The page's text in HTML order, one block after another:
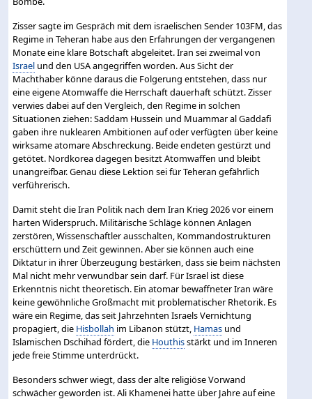
Zisser sagte im Gespräch mit dem israelischen Sender 103FM, das
Regime in Teheran habe aus den Erfahrungen der vergangenen
Monate eine klare Botschaft abgeleitet. Iran sei zweimal von
Israel und den USA angegriffen worden. Aus Sicht der
Machthaber könne daraus die Folgerung entstehen, dass nur
eine eigene Atomwaffe die Herrschaft dauerhaft schützt. Zisser
verwies dabei auf den Vergleich, den Regime in solchen
Situationen ziehen: Saddam Hussein und Muammar al Gaddafi
gaben ihre nuklearen Ambitionen auf oder verfügten über keine
wirksame atomare Abschreckung. Beide endeten gestürzt und
getötet. Nordkorea dagegen besitzt Atomwaffen und bleibt
unangreifbar. Genau diese Lektion sei für Teheran gefährlich
verführerisch.
Damit steht die Iran Politik nach dem Iran Krieg 2026 vor einem
harten Widerspruch. Militärische Schläge können Anlagen
zerstören, Wissenschaftler ausschalten, Kommandostrukturen
erschüttern und Zeit gewinnen. Aber sie können auch eine
Diktatur in ihrer Überzeugung bestärken, dass sie beim nächsten
Mal nicht mehr verwundbar sein darf. Für Israel ist diese
Erkenntnis nicht theoretisch. Ein atomar bewaffneter Iran wäre
keine gewöhnliche Großmacht mit problematischer Rhetorik. Es
wäre ein Regime, das seit Jahrzehnten Israels Vernichtung
propagiert, die Hisbollah im Libanon stützt, Hamas und
Islamischen Dschihad fördert, die Houthisstärkt und im Inneren
jede freie Stimme unterdrückt.
Besonders schwer wiegt, dass der alte religiöse Vorwand
schwächer geworden ist. Ali Khamenei hatte über Jahre auf eine